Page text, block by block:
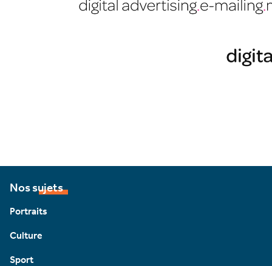
Nos sujets
Portraits
Culture
Sport